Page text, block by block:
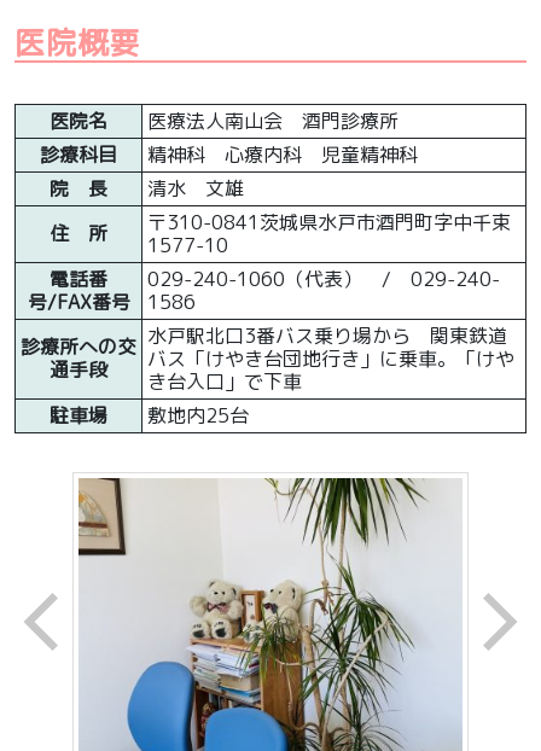
医院概要
医院名
医療法人南山会 酒門診療所
診療科目
精神科 心療内科 児童精神科
院 長
清水 文雄
住 所
〒310-0841茨城県水戸市酒門町字中千束
1577-10
電話番
号/FAX番号
029-240-1060（代表） / 029-240-
1586
診療所への交
通手段
水戸駅北口3番バス乗り場から 関東鉄道
バス「けやき台団地行き」に乗車。「けや
き台入口」で下車
駐車場
敷地内25台